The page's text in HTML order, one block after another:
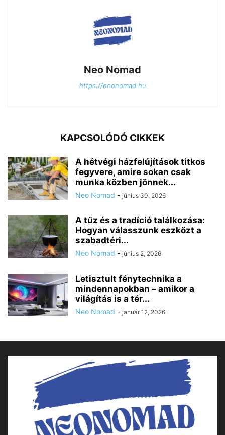
Neo Nomad
https://neonomad.hu
KAPCSOLÓDÓ CIKKEK
A hétvégi házfelújítások titkos
fegyvere, amire sokan csak
munka közben jönnek...
Neo Nomad - június 30, 2026
A tűz és a tradíció találkozása:
Hogyan válasszunk eszközt a
szabadtéri...
Neo Nomad - június 2, 2026
Letisztult fénytechnika a
mindennapokban – amikor a
világítás is a tér...
Neo Nomad - január 12, 2026